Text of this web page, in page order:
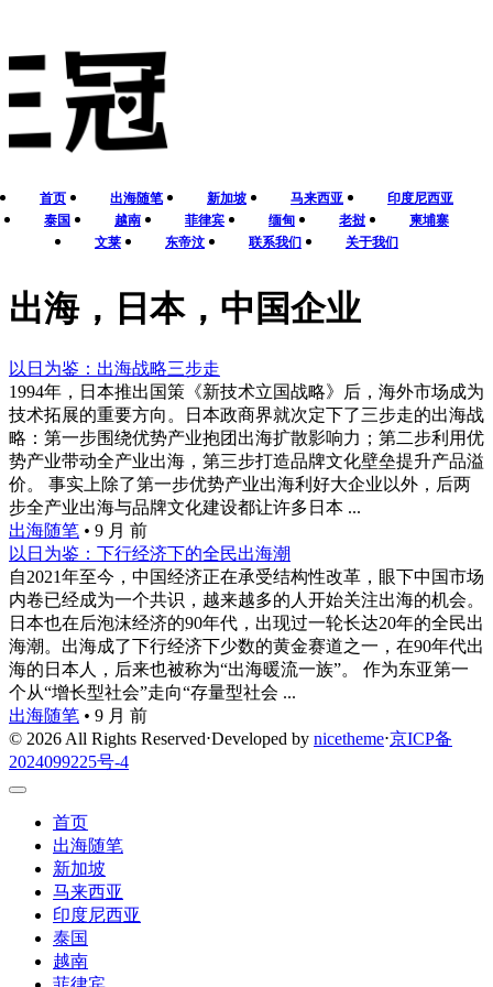
首页 出海随笔 新加坡 马来西亚
印度尼西亚
泰国
越南 菲律宾 缅甸 老挝
柬埔寨
文莱
东帝汶 联系我们 关于我们
出海，日本，中国企业
以日为鉴：出海战略三步走
1994年，日本推出国策《新技术立国战略》后，海外市场成为
技术拓展的重要方向。日本政商界就次定下了三步走的出海战
略：第一步围绕优势产业抱团出海扩散影响力；第二步利用优
势产业带动全产业出海，第三步打造品牌文化壁垒提升产品溢
价。 事实上除了第一步优势产业出海利好大企业以外，后两
步全产业出海与品牌文化建设都让许多日本 ...
出海随笔 • 9 月 前
以日为鉴：下行经济下的全民出海潮
自2021年至今，中国经济正在承受结构性改革，眼下中国市场
内卷已经成为一个共识，越来越多的人开始关注出海的机会。
日本也在后泡沫经济的90年代，出现过一轮长达20年的全民出
海潮。出海成了下行经济下少数的黄金赛道之一，在90年代出
海的日本人，后来也被称为“出海暖流一族”。 作为东亚第一
个从“增长型社会”走向“存量型社会 ...
出海随笔 • 9 月 前
© 2026 All Rights Reserved⋅Developed by nicetheme⋅京ICP备
2024099225号-4
首页
出海随笔
新加坡
马来西亚
印度尼西亚
泰国
越南